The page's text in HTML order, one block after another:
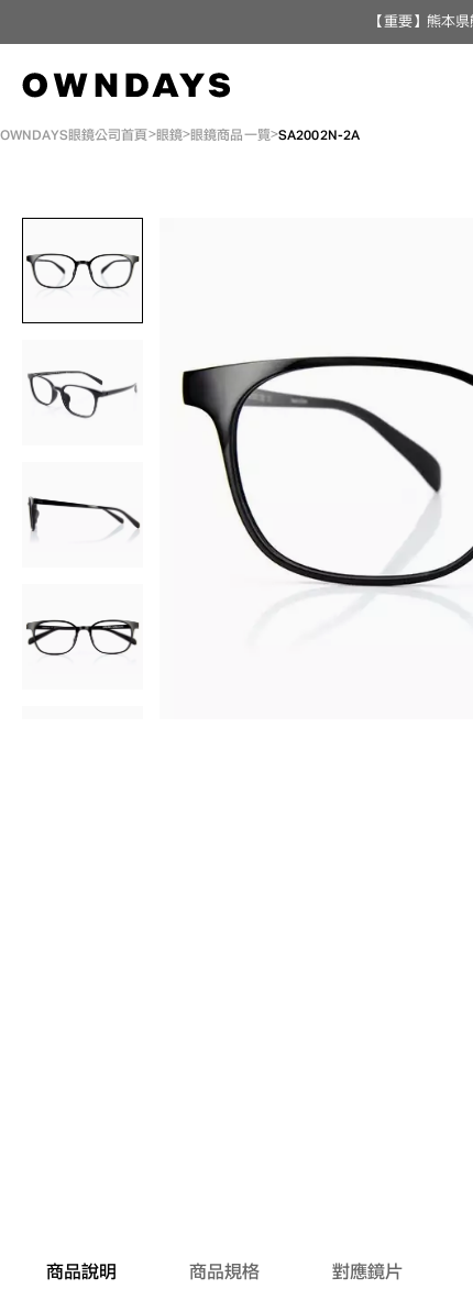
【重要】熊本
OWNDAYS眼鏡公司首頁 眼鏡 眼鏡商品一覽 SA2002N-2A
商品說明 商品規格 對應鏡片